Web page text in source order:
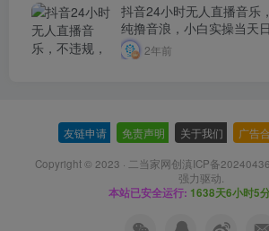
抖音24小时无人直播音乐
纯撸音浪，小白实操当天
2年前
友链申请 免责声明 关于我们 广告
Copyright © 2023 · 二当家网创滇ICP备
强力驱动.
本站已安全运行: 1638天6小时5